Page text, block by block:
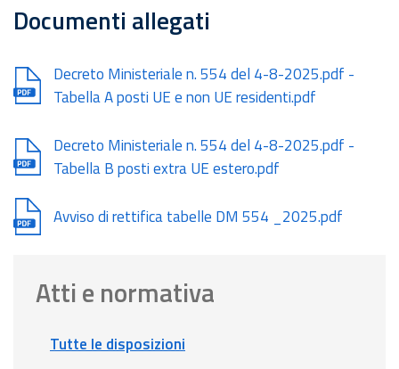
Documenti allegati
Document
Decreto Ministeriale n. 554 del 4-8-2025.pdf -
Tabella A posti UE e non UE residenti.pdf
Document
Decreto Ministeriale n. 554 del 4-8-2025.pdf -
Tabella B posti extra UE estero.pdf
Document
Avviso di rettifica tabelle DM 554 _2025.pdf
Atti e normativa
Tutte le disposizioni